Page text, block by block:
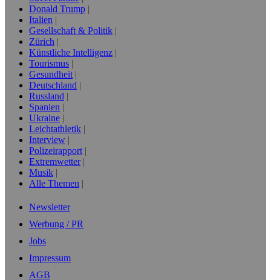
Donald Trump
Italien
Gesellschaft & Politik
Zürich
Künstliche Intelligenz
Tourismus
Gesundheit
Deutschland
Russland
Spanien
Ukraine
Leichtathletik
Interview
Polizeirapport
Extremwetter
Musik
Alle Themen
Newsletter
Werbung / PR
Jobs
Impressum
AGB